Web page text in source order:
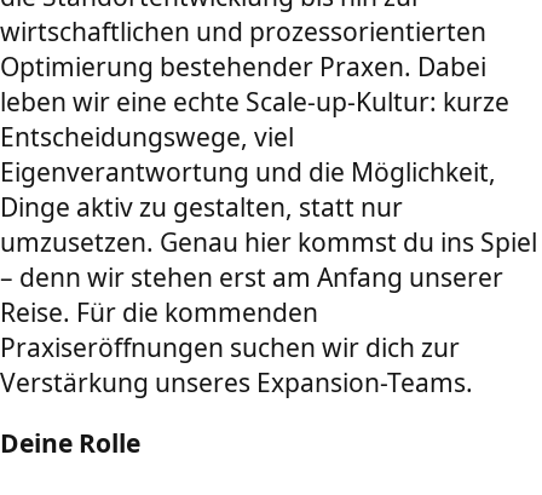
wirtschaftlichen und prozessorientierten
Optimierung bestehender Praxen. Dabei
leben wir eine echte Scale-up-Kultur: kurze
Entscheidungswege, viel
Eigenverantwortung und die Möglichkeit,
Dinge aktiv zu gestalten, statt nur
umzusetzen. Genau hier kommst du ins Spiel
– denn wir stehen erst am Anfang unserer
Reise. Für die kommenden
Praxiseröffnungen suchen wir dich zur
Verstärkung unseres Expansion-Teams.
Deine Rolle